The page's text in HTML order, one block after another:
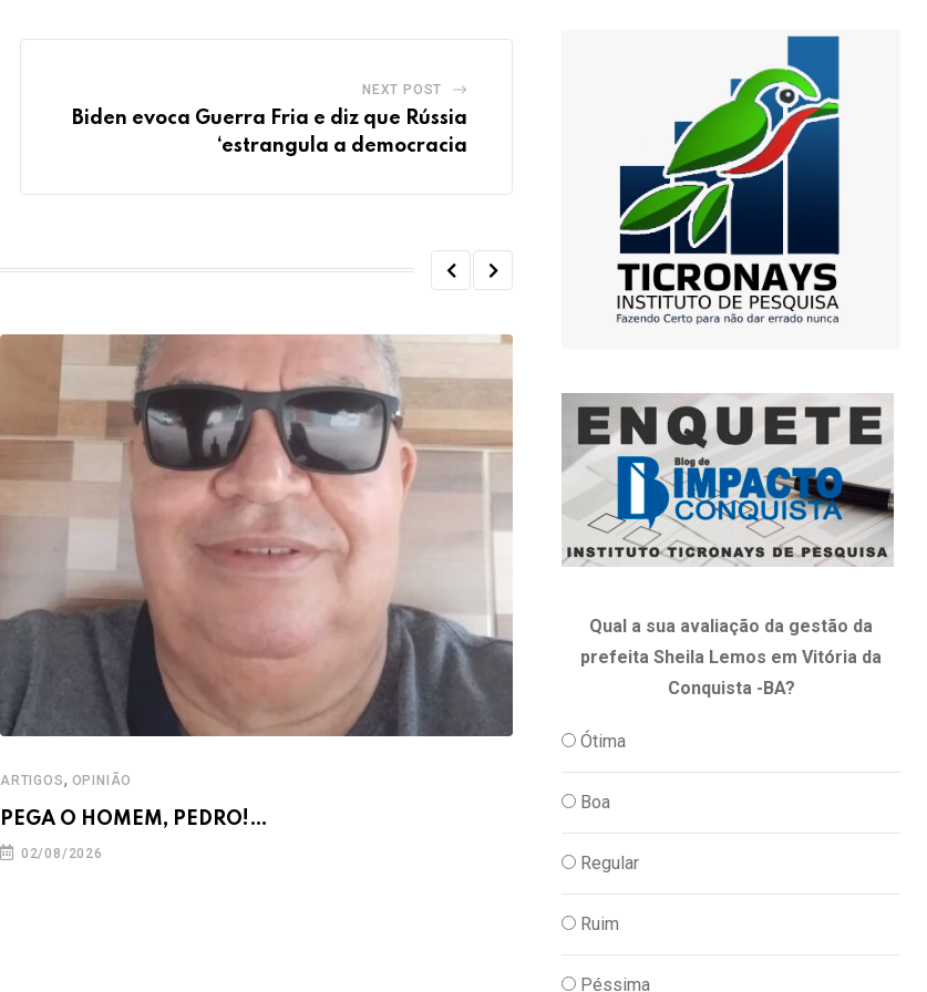
NEXT POST
Biden evoca Guerra Fria e diz que Rússia
‘estrangula a democracia
ARTIGOS, OPINIÃO
PEGA O HOMEM, PEDRO!…
02/08/2026
,
23/07/2026
Qual a sua avaliação da gestão da
prefeita Sheila Lemos em Vitória da
Conquista -BA?
Ótima
Boa
Regular
Ruim
Péssima